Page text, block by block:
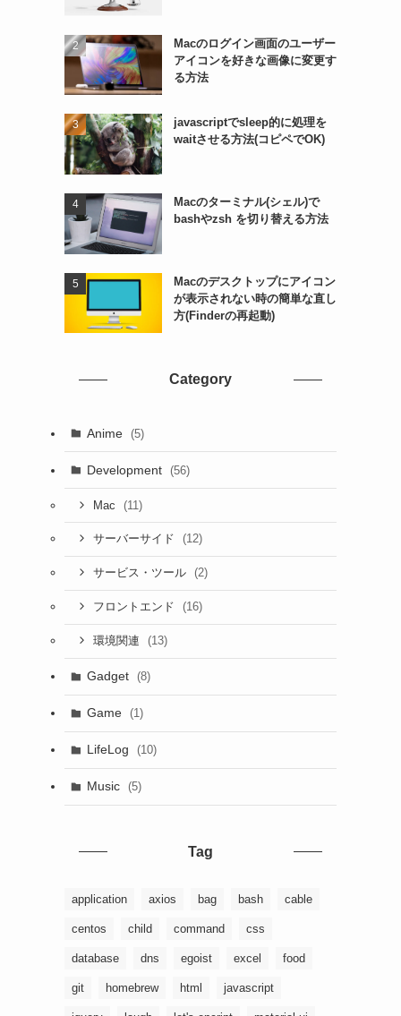
Macのログイン画面のユーザー
アイコンを好きな画像に変更す
る方法
javascriptでsleep的に処理を
waitさせる方法(コピペでOK)
Macのターミナル(シェル)で
bashやzsh を切り替える方法
Macのデスクトップにアイコン
が表示されない時の簡単な直し
方(Finderの再起動)
Category
Anime (5)
Development (56)
Mac (11)
サーバーサイド (12)
サービス・ツール (2)
フロントエンド (16)
環境関連 (13)
Gadget (8)
Game (1)
LifeLog (10)
Music (5)
Tag
application axios bag bash cable
centos child command css
database dns egoist excel food
git homebrew html javascript